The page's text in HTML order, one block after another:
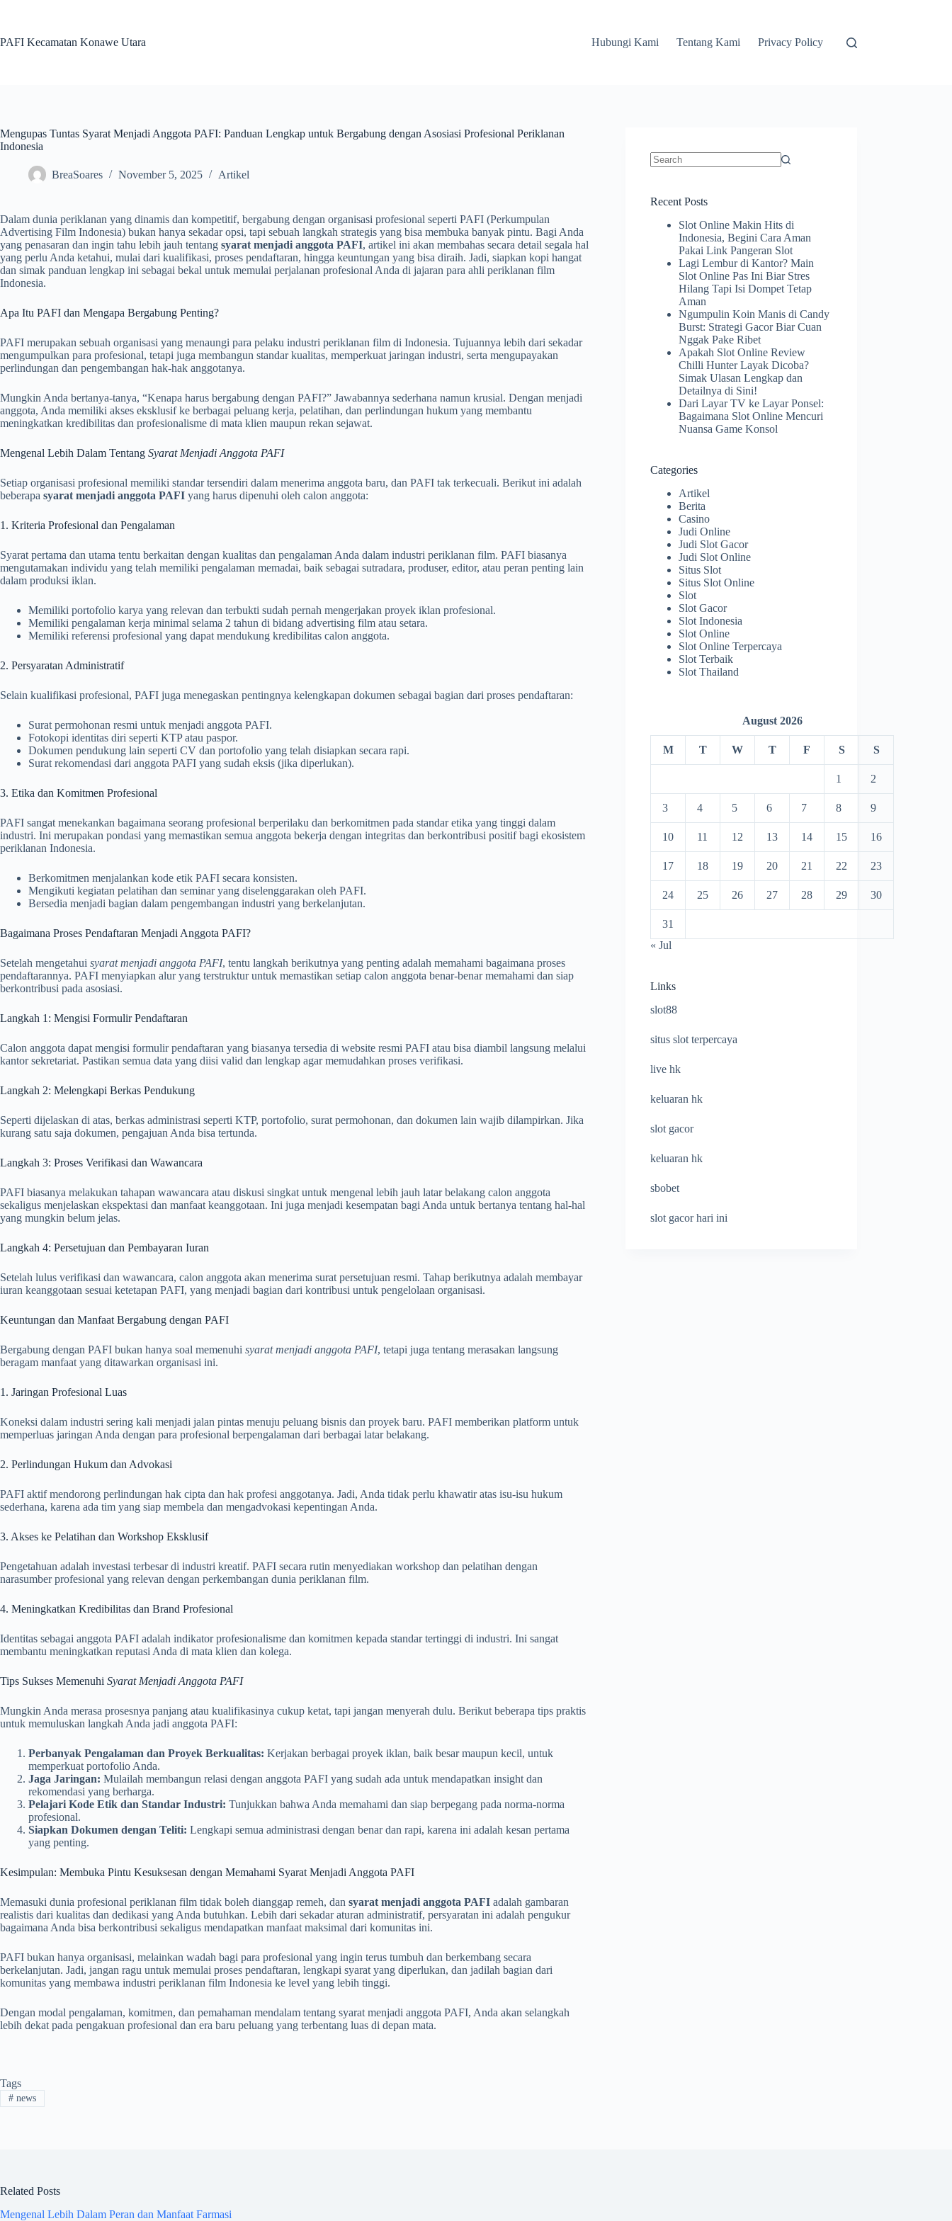
PAFI Kecamatan Konawe Utara
Hubungi Kami Tentang Kami Privacy Policy
Mengupas Tuntas Syarat Menjadi Anggota PAFI: Panduan Lengkap untuk Bergabung dengan Asosiasi Profesional Periklanan
Indonesia
BreaSoares November 5, 2025 Artikel
Dalam dunia periklanan yang dinamis dan kompetitif, bergabung dengan organisasi profesional seperti PAFI (Perkumpulan
Advertising Film Indonesia) bukan hanya sekadar opsi, tapi sebuah langkah strategis yang bisa membuka banyak pintu. Bagi Anda
yang penasaran dan ingin tahu lebih jauh tentang syarat menjadi anggota PAFI, artikel ini akan membahas secara detail segala hal
yang perlu Anda ketahui, mulai dari kualifikasi, proses pendaftaran, hingga keuntungan yang bisa diraih. Jadi, siapkan kopi hangat
dan simak panduan lengkap ini sebagai bekal untuk memulai perjalanan profesional Anda di jajaran para ahli periklanan film
Indonesia.
Apa Itu PAFI dan Mengapa Bergabung Penting?
PAFI merupakan sebuah organisasi yang menaungi para pelaku industri periklanan film di Indonesia. Tujuannya lebih dari sekadar
mengumpulkan para profesional, tetapi juga membangun standar kualitas, memperkuat jaringan industri, serta mengupayakan
perlindungan dan pengembangan hak-hak anggotanya.
Mungkin Anda bertanya-tanya, “Kenapa harus bergabung dengan PAFI?” Jawabannya sederhana namun krusial. Dengan menjadi
anggota, Anda memiliki akses eksklusif ke berbagai peluang kerja, pelatihan, dan perlindungan hukum yang membantu
meningkatkan kredibilitas dan profesionalisme di mata klien maupun rekan sejawat.
Mengenal Lebih Dalam Tentang Syarat Menjadi Anggota PAFI
Setiap organisasi profesional memiliki standar tersendiri dalam menerima anggota baru, dan PAFI tak terkecuali. Berikut ini adalah
beberapa syarat menjadi anggota PAFI yang harus dipenuhi oleh calon anggota:
1. Kriteria Profesional dan Pengalaman
Syarat pertama dan utama tentu berkaitan dengan kualitas dan pengalaman Anda dalam industri periklanan film. PAFI biasanya
mengutamakan individu yang telah memiliki pengalaman memadai, baik sebagai sutradara, produser, editor, atau peran penting lain
dalam produksi iklan.
Memiliki portofolio karya yang relevan dan terbukti sudah pernah mengerjakan proyek iklan profesional.
Memiliki pengalaman kerja minimal selama 2 tahun di bidang advertising film atau setara.
Memiliki referensi profesional yang dapat mendukung kredibilitas calon anggota.
2. Persyaratan Administratif
Selain kualifikasi profesional, PAFI juga menegaskan pentingnya kelengkapan dokumen sebagai bagian dari proses pendaftaran:
Surat permohonan resmi untuk menjadi anggota PAFI.
Fotokopi identitas diri seperti KTP atau paspor.
Dokumen pendukung lain seperti CV dan portofolio yang telah disiapkan secara rapi.
Surat rekomendasi dari anggota PAFI yang sudah eksis (jika diperlukan).
3. Etika dan Komitmen Profesional
PAFI sangat menekankan bagaimana seorang profesional berperilaku dan berkomitmen pada standar etika yang tinggi dalam
industri. Ini merupakan pondasi yang memastikan semua anggota bekerja dengan integritas dan berkontribusi positif bagi ekosistem
periklanan Indonesia.
Berkomitmen menjalankan kode etik PAFI secara konsisten.
Mengikuti kegiatan pelatihan dan seminar yang diselenggarakan oleh PAFI.
Bersedia menjadi bagian dalam pengembangan industri yang berkelanjutan.
Bagaimana Proses Pendaftaran Menjadi Anggota PAFI?
Setelah mengetahui syarat menjadi anggota PAFI, tentu langkah berikutnya yang penting adalah memahami bagaimana proses
pendaftarannya. PAFI menyiapkan alur yang terstruktur untuk memastikan setiap calon anggota benar-benar memahami dan siap
berkontribusi pada asosiasi.
Langkah 1: Mengisi Formulir Pendaftaran
Calon anggota dapat mengisi formulir pendaftaran yang biasanya tersedia di website resmi PAFI atau bisa diambil langsung melalui
kantor sekretariat. Pastikan semua data yang diisi valid dan lengkap agar memudahkan proses verifikasi.
Langkah 2: Melengkapi Berkas Pendukung
Seperti dijelaskan di atas, berkas administrasi seperti KTP, portofolio, surat permohonan, dan dokumen lain wajib dilampirkan. Jika
kurang satu saja dokumen, pengajuan Anda bisa tertunda.
Langkah 3: Proses Verifikasi dan Wawancara
PAFI biasanya melakukan tahapan wawancara atau diskusi singkat untuk mengenal lebih jauh latar belakang calon anggota
sekaligus menjelaskan ekspektasi dan manfaat keanggotaan. Ini juga menjadi kesempatan bagi Anda untuk bertanya tentang hal-hal
yang mungkin belum jelas.
Langkah 4: Persetujuan dan Pembayaran Iuran
Setelah lulus verifikasi dan wawancara, calon anggota akan menerima surat persetujuan resmi. Tahap berikutnya adalah membayar
iuran keanggotaan sesuai ketetapan PAFI, yang menjadi bagian dari kontribusi untuk pengelolaan organisasi.
Keuntungan dan Manfaat Bergabung dengan PAFI
Bergabung dengan PAFI bukan hanya soal memenuhi syarat menjadi anggota PAFI, tetapi juga tentang merasakan langsung
beragam manfaat yang ditawarkan organisasi ini.
1. Jaringan Profesional Luas
Koneksi dalam industri sering kali menjadi jalan pintas menuju peluang bisnis dan proyek baru. PAFI memberikan platform untuk
memperluas jaringan Anda dengan para profesional berpengalaman dari berbagai latar belakang.
2. Perlindungan Hukum dan Advokasi
PAFI aktif mendorong perlindungan hak cipta dan hak profesi anggotanya. Jadi, Anda tidak perlu khawatir atas isu-isu hukum
sederhana, karena ada tim yang siap membela dan mengadvokasi kepentingan Anda.
3. Akses ke Pelatihan dan Workshop Eksklusif
Pengetahuan adalah investasi terbesar di industri kreatif. PAFI secara rutin menyediakan workshop dan pelatihan dengan
narasumber profesional yang relevan dengan perkembangan dunia periklanan film.
4. Meningkatkan Kredibilitas dan Brand Profesional
Identitas sebagai anggota PAFI adalah indikator profesionalisme dan komitmen kepada standar tertinggi di industri. Ini sangat
membantu meningkatkan reputasi Anda di mata klien dan kolega.
Tips Sukses Memenuhi Syarat Menjadi Anggota PAFI
Mungkin Anda merasa prosesnya panjang atau kualifikasinya cukup ketat, tapi jangan menyerah dulu. Berikut beberapa tips praktis
untuk memuluskan langkah Anda jadi anggota PAFI:
Perbanyak Pengalaman dan Proyek Berkualitas: Kerjakan berbagai proyek iklan, baik besar maupun kecil, untuk
memperkuat portofolio Anda.
Jaga Jaringan: Mulailah membangun relasi dengan anggota PAFI yang sudah ada untuk mendapatkan insight dan
rekomendasi yang berharga.
Pelajari Kode Etik dan Standar Industri: Tunjukkan bahwa Anda memahami dan siap berpegang pada norma-norma
profesional.
Siapkan Dokumen dengan Teliti: Lengkapi semua administrasi dengan benar dan rapi, karena ini adalah kesan pertama
yang penting.
Kesimpulan: Membuka Pintu Kesuksesan dengan Memahami Syarat Menjadi Anggota PAFI
Memasuki dunia profesional periklanan film tidak boleh dianggap remeh, dan syarat menjadi anggota PAFI adalah gambaran
realistis dari kualitas dan dedikasi yang Anda butuhkan. Lebih dari sekadar aturan administratif, persyaratan ini adalah pengukur
bagaimana Anda bisa berkontribusi sekaligus mendapatkan manfaat maksimal dari komunitas ini.
PAFI bukan hanya organisasi, melainkan wadah bagi para profesional yang ingin terus tumbuh dan berkembang secara
berkelanjutan. Jadi, jangan ragu untuk memulai proses pendaftaran, lengkapi syarat yang diperlukan, dan jadilah bagian dari
komunitas yang membawa industri periklanan film Indonesia ke level yang lebih tinggi.
Dengan modal pengalaman, komitmen, dan pemahaman mendalam tentang syarat menjadi anggota PAFI, Anda akan selangkah
lebih dekat pada pengakuan profesional dan era baru peluang yang terbentang luas di depan mata.
Tags
#news
Recent Posts
Slot Online Makin Hits di
Indonesia, Begini Cara Aman
Pakai Link Pangeran Slot
Lagi Lembur di Kantor? Main
Slot Online Pas Ini Biar Stres
Hilang Tapi Isi Dompet Tetap
Aman
Ngumpulin Koin Manis di Candy
Burst: Strategi Gacor Biar Cuan
Nggak Pake Ribet
Apakah Slot Online Review
Chilli Hunter Layak Dicoba?
Simak Ulasan Lengkap dan
Detailnya di Sini!
Dari Layar TV ke Layar Ponsel:
Bagaimana Slot Online Mencuri
Nuansa Game Konsol
Categories
Artikel
Berita
Casino
Judi Online
Judi Slot Gacor
Judi Slot Online
Situs Slot
Situs Slot Online
Slot
Slot Gacor
Slot Indonesia
Slot Online
Slot Online Terpercaya
Slot Terbaik
Slot Thailand
August 2026
M T W T F S S
1 2
3 4 5 6 7 8 9
10 11 12 13 14 15 16
17 18 19 20 21 22 23
24 25 26 27 28 29 30
31
« Jul
Links
slot88
situs slot terpercaya
live hk
keluaran hk
slot gacor
keluaran hk
sbobet
slot gacor hari ini
Related Posts
Mengenal Lebih Dalam Peran dan Manfaat Farmasi